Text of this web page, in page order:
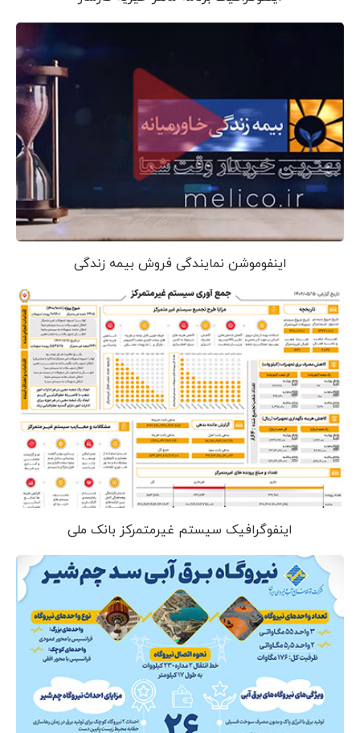
اینفوموشن نمایندگی فروش بیمه زندگی
اینفوگرافیک سیستم غیرمتمرکز بانک ملی